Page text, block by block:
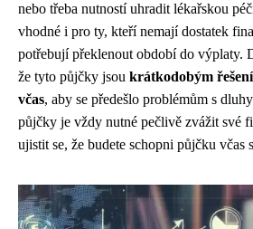
nebo třeba nutností uhradit lékařskou
vhodné i pro ty, kteří nemají dostatek
potřebují překlenout období do výplaty.
že tyto půjčky jsou krátkodobým
včas, aby se předešlo problémům s
půjčky je vždy nutné pečlivě zvážit své
ujistit se, že budete schopni půjčku včas